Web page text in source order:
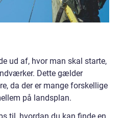
ud af, hvor man skal starte,
Dette gælder
da der er mange forskellige
på landsplan.